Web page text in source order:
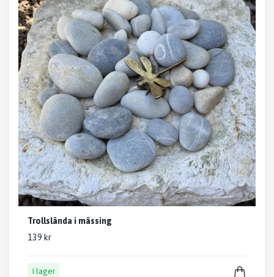
Trollslända i mässing
139 kr
I lager